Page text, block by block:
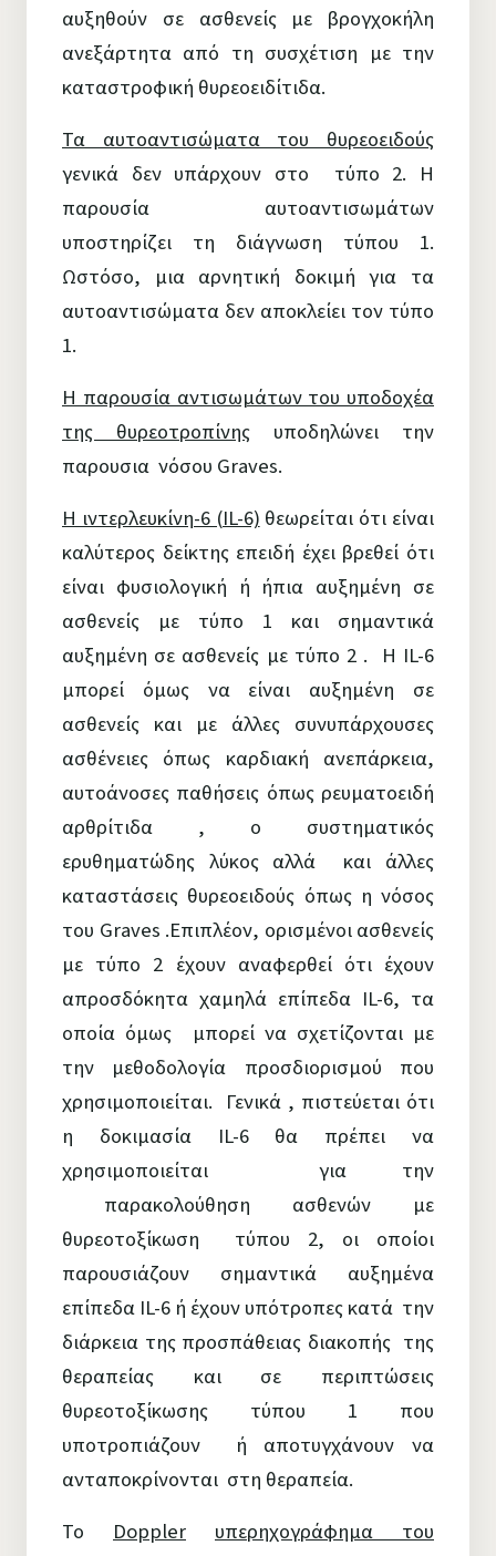
αυξηθούν σε ασθενείς με βρογχοκήλη
ανεξάρτητα από τη συσχέτιση με την
καταστροφική θυρεοειδίτιδα.
Τα αυτοαντισώματα του θυρεοειδούς
γενικά δεν υπάρχουν στο τύπο 2. Η
παρουσία αυτοαντισωμάτων
υποστηρίζει τη διάγνωση τύπου 1.
Ωστόσο, μια αρνητική δοκιμή για τα
αυτοαντισώματα δεν αποκλείει τον τύπο
1.
Η παρουσία αντισωμάτων του υποδοχέα
της θυρεοτροπίνης υποδηλώνει την
παρουσια νόσου Graves.
Η ιντερλευκίνη-6 (IL-6) θεωρείται ότι είναι
καλύτερος δείκτης επειδή έχει βρεθεί ότι
είναι φυσιολογική ή ήπια αυξημένη σε
ασθενείς με τύπο 1 και σημαντικά
αυξημένη σε ασθενείς με τύπο 2 . Η IL-6
μπορεί όμως να είναι αυξημένη σε
ασθενείς και με άλλες συνυπάρχουσες
ασθένειες όπως καρδιακή ανεπάρκεια,
αυτοάνοσες παθήσεις όπως ρευματοειδή
αρθρίτιδα , ο συστηματικός
ερυθηματώδης λύκος αλλά και άλλες
καταστάσεις θυρεοειδούς όπως η νόσος
του Graves .Επιπλέον, ορισμένοι ασθενείς
με τύπο 2 έχουν αναφερθεί ότι έχουν
απροσδόκητα χαμηλά επίπεδα IL-6, τα
οποία όμως μπορεί να σχετίζονται με
την μεθοδολογία προσδιορισμού που
χρησιμοποιείται. Γενικά , πιστεύεται ότι
η δοκιμασία IL-6 θα πρέπει να
χρησιμοποιείται για την
παρακολούθηση ασθενών με
θυρεοτοξίκωση τύπου 2, οι οποίοι
παρουσιάζουν σημαντικά αυξημένα
επίπεδα IL-6 ή έχουν υπότροπες κατά την
διάρκεια της προσπάθειας διακοπής της
θεραπείας και σε περιπτώσεις
θυρεοτοξίκωσης τύπου 1 που
υποτροπιάζουν ή αποτυγχάνουν να
ανταποκρίνονται στη θεραπεία.
Το Doppler
υπερηχογράφημα του